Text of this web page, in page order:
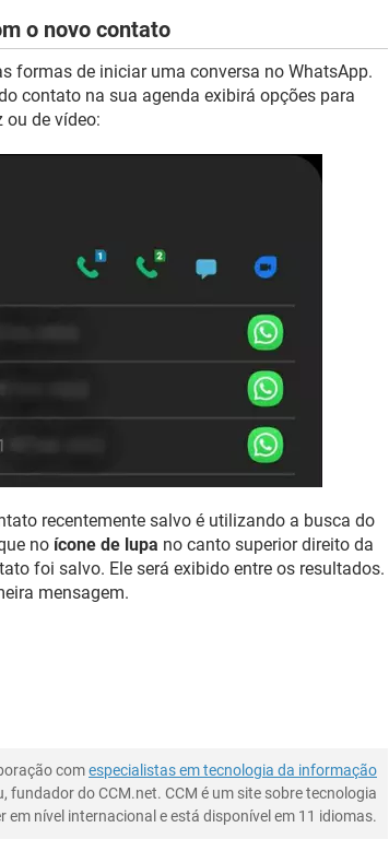
o novo contato
formas de iniciar uma conversa no WhatsApp.
contato na sua agenda exibirá opções para
ou de vídeo:
recentemente salvo é utilizando a busca do
no ícone de lupa no canto superior direito da
foi salvo. Ele será exibido entre os resultados.
mensagem.
comespecialistas em tecnologia da informação
fundador do CCM.net. CCM é um site sobre tecnologia
em nível internacional e está disponível em 11 idiomas.